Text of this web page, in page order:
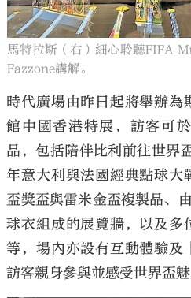
馬特拉斯（右）細心聆聽FIFA
Fazzone講解。
時代廣場由昨日起將舉辦為
館中國香港特展，訪客可
品，包括陪伴比利前往世界
年意大利與法國經典點球大
盃獎盃與雷米金盃複製品、
球衣組成的展覽牆，以及多
等，場內亦設有互動體驗及
訪客親身參與並感受世界盃魅